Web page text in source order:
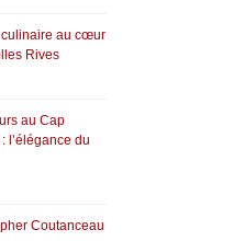
culinaire au cœur
Rives
au Cap
l’élégance du
Coutanceau